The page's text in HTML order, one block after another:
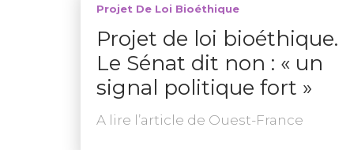
Projet De Loi Bioéthique
Projet de loi bioéthique.
Le Sénat dit non : « un
signal politique fort »
A lire l’article de Ouest-France